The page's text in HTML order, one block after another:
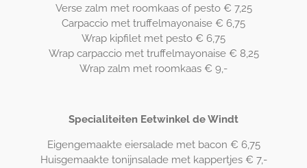
Verse zalm met roomkaas of pesto € 7,25
Carpaccio met truffelmayonaise € 6,75
Wrap kipfilet met pesto € 6,75
Wrap carpaccio met truffelmayonaise € 8,25
Wrap zalm met roomkaas € 9,-
Specialiteiten Eetwinkel de Windt
Eigengemaakte eiersalade met bacon € 6,75
Huisgemaakte tonijnsalade met kappertjes € 7,-